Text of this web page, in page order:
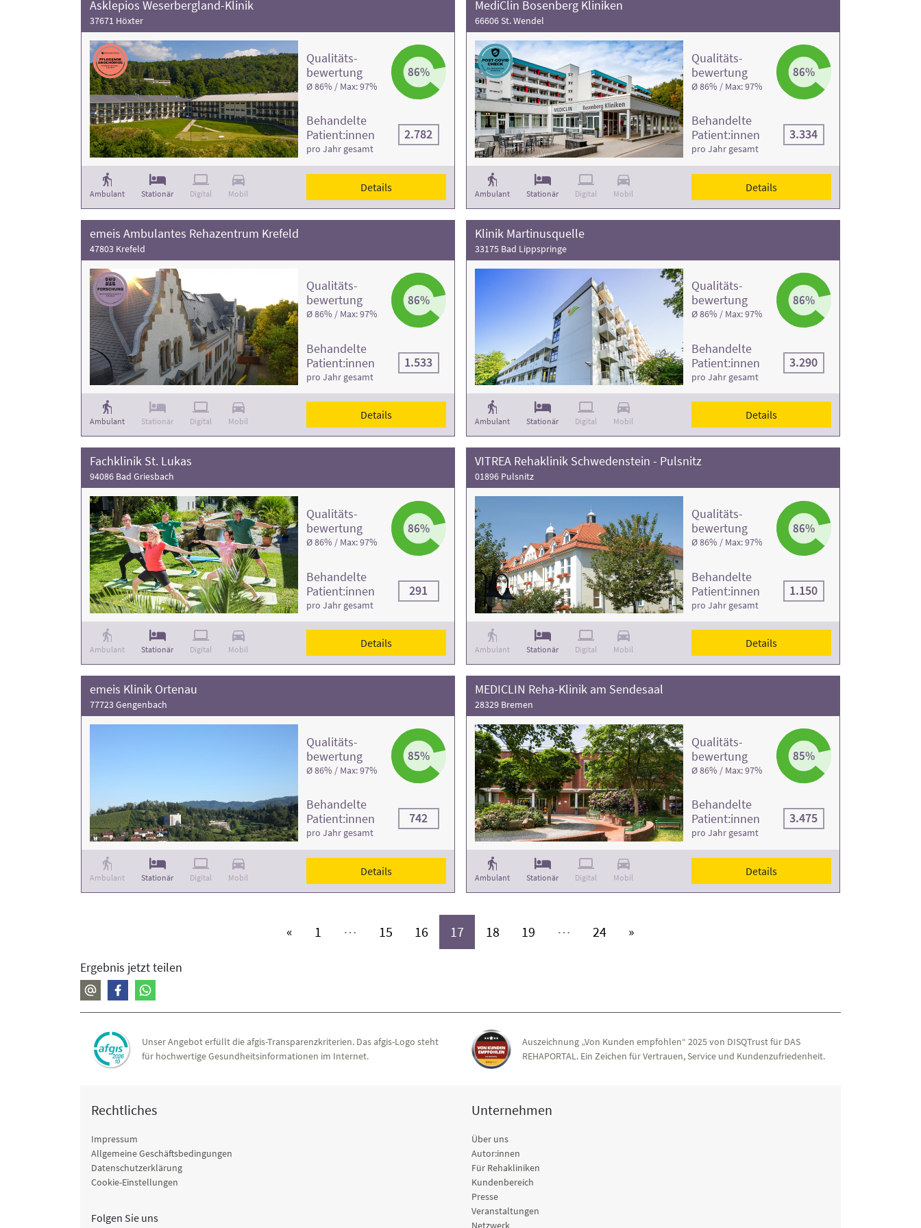
Asklepios Weserbergland-Klinik
37671 Höxter
Ambulant Stationär Digital Mobil
Qualitäts­
bewertung
Ø 86% / Max: 97%
86%
Behandelte
Patient:innen
pro Jahr gesamt
2.782
Details
MediClin Bosenberg Kliniken
66606 St. Wendel
Ambulant Stationär Digital Mobil
Qualitäts­
bewertung
Ø 86% / Max: 97%
86%
Behandelte
Patient:innen
pro Jahr gesamt
3.334
Details
emeis Ambulantes Rehazentrum Krefeld
47803 Krefeld
Ambulant Stationär Digital Mobil
Qualitäts­
bewertung
Ø 86% / Max: 97%
86%
Behandelte
Patient:innen
pro Jahr gesamt
1.533
Details
Klinik Martinusquelle
33175 Bad Lippspringe
Ambulant Stationär Digital Mobil
Qualitäts­
bewertung
Ø 86% / Max: 97%
86%
Behandelte
Patient:innen
pro Jahr gesamt
3.290
Details
Fachklinik St. Lukas
94086 Bad Griesbach
Ambulant Stationär Digital Mobil
Qualitäts­
bewertung
Ø 86% / Max: 97%
86%
Behandelte
Patient:innen
pro Jahr gesamt
291
Details
VITREA Rehaklinik Schwedenstein - Pulsnitz
01896 Pulsnitz
Ambulant Stationär Digital Mobil
Qualitäts­
bewertung
Ø 86% / Max: 97%
86%
Behandelte
Patient:innen
pro Jahr gesamt
1.150
Details
emeis Klinik Ortenau
77723 Gengenbach
Ambulant Stationär Digital Mobil
Qualitäts­
bewertung
Ø 86% / Max: 97%
85%
Behandelte
Patient:innen
pro Jahr gesamt
742
Details
MEDICLIN Reha-Klinik am Sendesaal
28329 Bremen
Ambulant Stationär Digital Mobil
Qualitäts­
bewertung
Ø 86% / Max: 97%
85%
Behandelte
Patient:innen
pro Jahr gesamt
3.475
Details
« 1 (aktiv)
⋯ 15 (aktiv)
16 (aktiv)
17 (aktiv)
18 (aktiv)
19 (aktiv)
⋯ 24(aktiv)
»
Ergebnis jetzt teilen
Unser Angebot erfüllt die afgis-Transparenzkriterien. Das afgis-Logo steht
für hochwertige Gesundheitsinformationen im Internet.
Auszeichnung „Von Kunden empfohlen“ 2025 von DISQTrust für DAS
REHAPORTAL. Ein Zeichen für Vertrauen, Service und Kundenzufriedenheit.
Rechtliches
Impressum
Allgemeine Geschäftsbedingungen
Datenschutzerklärung
Cookie-Einstellungen
Folgen Sie uns
Unternehmen
Über uns
Autor:innen
Für Rehakliniken
Kundenbereich
Presse
Veranstaltungen
Netzwerk